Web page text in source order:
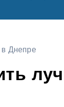
в Днепре